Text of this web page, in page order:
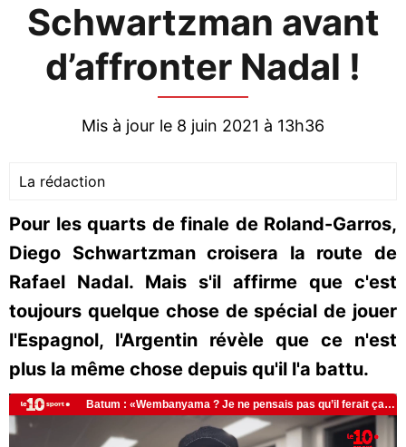
Schwartzman avant
d’affronter Nadal !
Mis à jour le 8 juin 2021 à 13h36
La rédaction
Pour les quarts de finale de Roland-Garros,
Diego Schwartzman croisera la route de
Rafael Nadal. Mais s'il affirme que c'est
toujours quelque chose de spécial de jouer
l'Espagnol, l'Argentin révèle que ce n'est
plus la même chose depuis qu'il l'a battu.